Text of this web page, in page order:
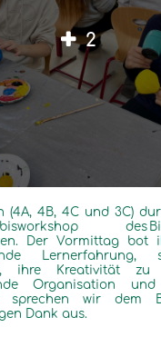
2
(4A, 4B, 4C und 3C)
des
Der Vormittag bot
Lernerfahrung,
ihre Kreativität zu
Organisation
sprechen wir dem
Dank aus.